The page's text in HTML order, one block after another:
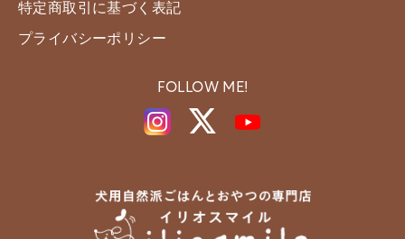
特定商取引に基づく表記
プライバシーポリシー
FOLLOW ME!